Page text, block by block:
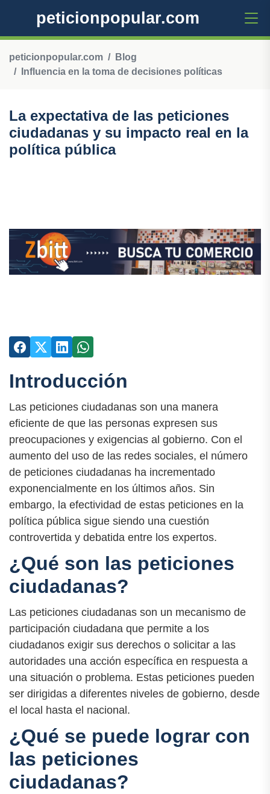
peticionpopular.com
peticionpopular.com
Blog
Influencia en la toma de decisiones políticas
La expectativa de las peticiones
ciudadanas y su impacto real en la
política pública
Introducción
Las peticiones ciudadanas son una manera
eficiente de que las personas expresen sus
preocupaciones y exigencias al gobierno. Con el
aumento del uso de las redes sociales, el número
de peticiones ciudadanas ha incrementado
exponencialmente en los últimos años. Sin
embargo, la efectividad de estas peticiones en la
política pública sigue siendo una cuestión
controvertida y debatida entre los expertos.
¿Qué son las peticiones
ciudadanas?
Las peticiones ciudadanas son un mecanismo de
participación ciudadana que permite a los
ciudadanos exigir sus derechos o solicitar a las
autoridades una acción específica en respuesta a
una situación o problema. Estas peticiones pueden
ser dirigidas a diferentes niveles de gobierno, desde
el local hasta el nacional.
¿Qué se puede lograr con
las peticiones
ciudadanas?